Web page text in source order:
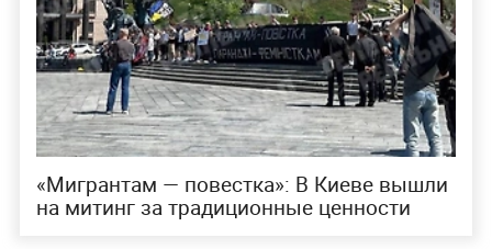
«Мигрантам — повестка»: В Киеве вышли
на митинг за традиционные ценности